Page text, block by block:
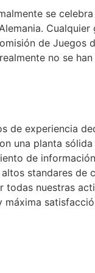
se
de
no se
de experiencia
una planta
de
standares de
todas nuestras
máxima